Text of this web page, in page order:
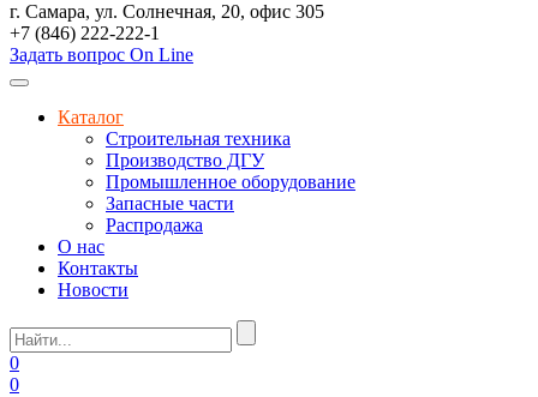
г. Самара, ул. Солнечная, 20, офис 305
+7 (846) 222-222-1
Задать вопрос On Line
Каталог
Строительная техника
Производство ДГУ
Промышленное оборудование
Запасные части
Распродажа
О нас
Контакты
Новости
0
0